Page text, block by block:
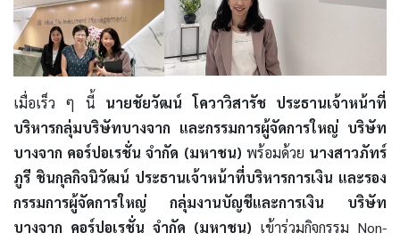
เมื่อเร็ว ๆ นี้ นายชัยวัฒน์ โควาวิสารัช ประธานเจ้าหน้าที่
บริหารกลุ่มบริษัทบางจาก และกรรมการผู้จัดการใหญ่ บริษัท
บางจาก คอร์ปอเรชั่น จำกัด (มหาชน) พร้อมด้วย นางสาวภัทร์
ภูรี ชินกุลกิจนิวัฒน์ ประธานเจ้าหน้าที่บริหารการเงิน และรอง
กรรมการผู้จัดการใหญ่ กลุ่มงานบัญชีและการเงิน บริษัท
บางจาก คอร์ปอเรชั่น จำกัด (มหาชน) เข้าร่วมกิจกรรม Non-